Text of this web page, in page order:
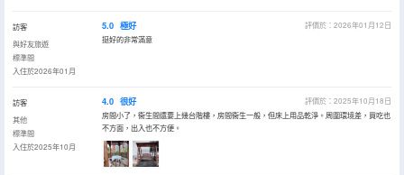
訪客
與好友旅遊
標準間
入住於2026年01月
5.0 極好
評價於：2026年01月12日
挺好的非常滿意
訪客
其他
標準間
入住於2025年10月
4.0 很好
評價於：2025年10月18日
房間小了，衞生間還要上幾台階樓，房間衞生一般，但床上用品乾淨。周圍環境差，買吃也
不方面，出入也不方便。